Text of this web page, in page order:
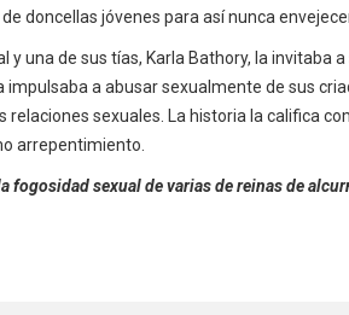
doncellas jóvenes para así nunca
y una de sus tías, Karla Bathory, la invitaba
impulsaba a abusar sexualmente de sus
relaciones sexuales. La historia la califica
arrepentimiento.
fogosidad sexual de varias de reinas de